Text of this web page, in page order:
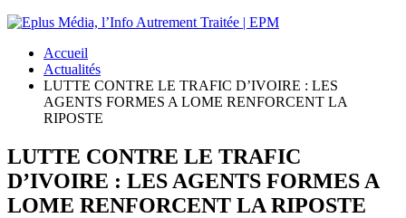
Accueil
Actualités
LUTTE CONTRE LE TRAFIC D’IVOIRE : LES
AGENTS FORMES A LOME RENFORCENT LA
RIPOSTE
LUTTE CONTRE LE TRAFIC
D’IVOIRE : LES AGENTS FORMES A
LOME RENFORCENT LA RIPOSTE